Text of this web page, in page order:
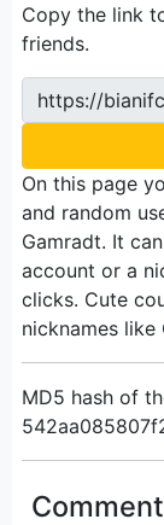
Copy the link
friends.
https://
On this page
and random
Gamradt. It
account or a
clicks. Cute
nicknames like
MD5 hash of